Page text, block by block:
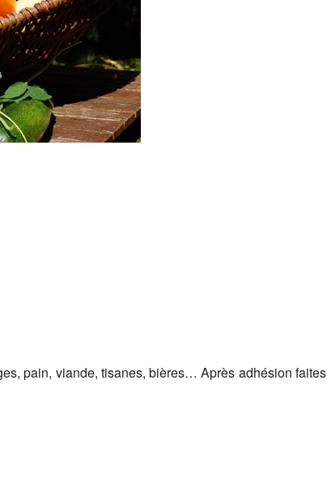
pain, viande, tisanes, bières… Après adhésion faites